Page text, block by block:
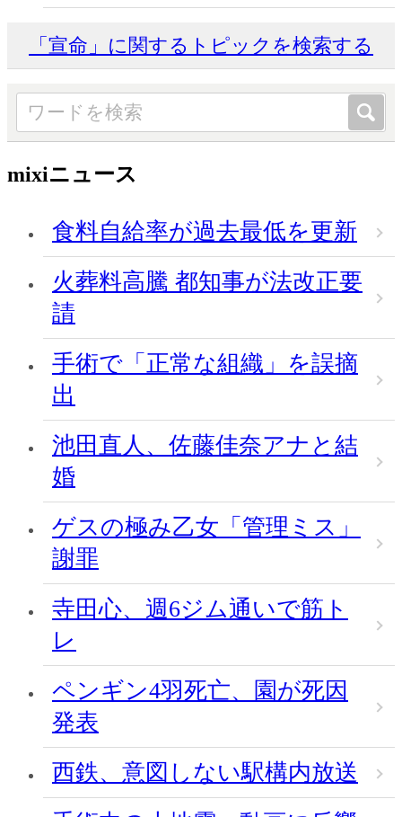
「宣命」に関するトピックを検索する
mixiニュース
食料自給率が過去最低を更新
火葬料高騰 都知事が法改正要
請
手術で「正常な組織」を誤摘
出
池田直人、佐藤佳奈アナと結
婚
ゲスの極み乙女「管理ミス」
謝罪
寺田心、週6ジム通いで筋ト
レ
ペンギン4羽死亡、園が死因
発表
西鉄、意図しない駅構内放送